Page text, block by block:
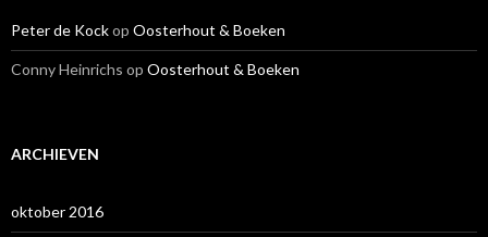
Peter de Kockop Oosterhout & Boeken
Conny Heinrichs op Oosterhout & Boeken
ARCHIEVEN
oktober 2016